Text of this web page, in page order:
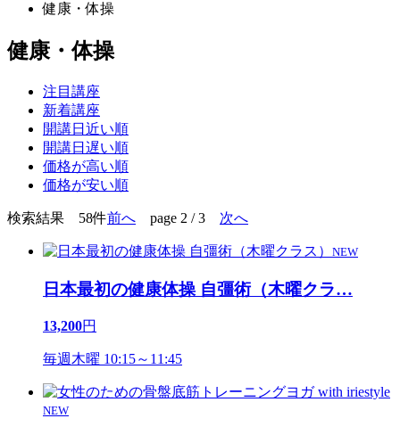
健康・体操
健康・体操
注目講座
新着講座
開講日近い順
開講日遅い順
価格が高い順
価格が安い順
検索結果 58件前へ page 2 / 3 次へ
NEW
日本最初の健康体操 自彊術（木曜クラ…
13,200円
毎週木曜 10:15～11:45
NEW